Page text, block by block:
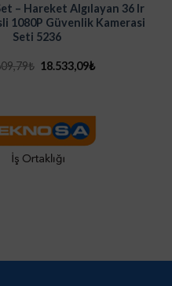
– Hareket Algılayan 36 Ir
1080P Güvenlik Kamerasi
Seti 5236
₺ Orijinal
18.533,09₺Şu